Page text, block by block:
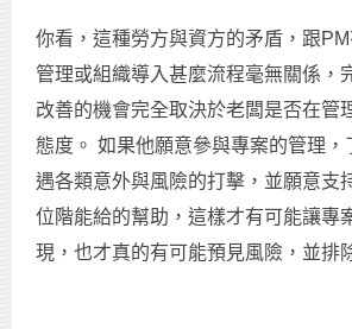
你看，這種勞方與資方的矛盾，跟
管理或組織導入甚麼流程毫無關係，
改善的機會完全取決於老闆是否在管
態度。 如果他願意參與專案的管理，
遇各類意外與風險的打擊，並願意支
位階能給的幫助，這樣才有可能讓專
現，也才真的有可能預見風險，並排